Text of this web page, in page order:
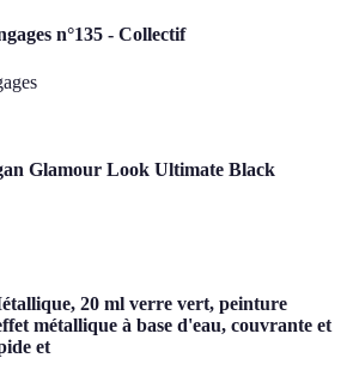
n°135 - Collectif
Glamour Look Ultimate Black
20 ml verre vert, peinture
métallique à base d'eau, couvrante et
et